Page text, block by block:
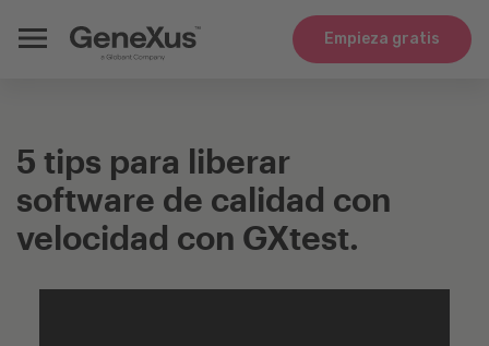
Empieza gratis
5 tips para liberar
software de calidad con
velocidad con GXtest.